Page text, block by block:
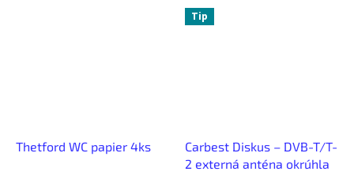
Thetford WC papier 4ks
Tip
Carbest Diskus – DVB-T/T-
2 externá anténa okrúhla